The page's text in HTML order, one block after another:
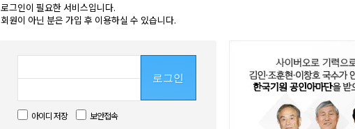
로그인이 필요한 서비스입니다.
회원이 아닌 분은 가입 후 이용하실 수 있습니다.
로그인
아이디 저장 보안접속